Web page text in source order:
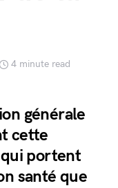
4 minute read
générale
cette
qui portent
santé que